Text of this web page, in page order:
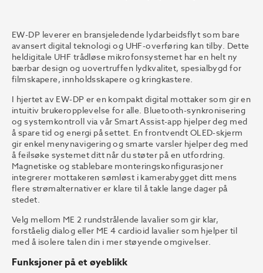
EW-DP leverer en bransjeledende lydarbeidsflyt som bare
avansert digital teknologi og UHF-overføring kan tilby. Dette
heldigitale UHF trådløse mikrofonsystemet har en helt ny
bærbar design og uovertruffen lydkvalitet, spesialbygd for
filmskapere, innholdsskapere og kringkastere.
I hjertet av EW-DP er en kompakt digital mottaker som gir en
intuitiv brukeropplevelse for alle. Bluetooth-synkronisering
og systemkontroll via vår Smart Assist-app hjelper deg med
å spare tid og energi på settet. En frontvendt OLED-skjerm
gir enkel menynavigering og smarte varsler hjelper deg med
å feilsøke systemet ditt når du støter på en utfordring.
Magnetiske og stablebare monteringskonfigurasjoner
integrerer mottakeren sømløst i kamerabygget ditt mens
flere strømalternativer er klare til å takle lange dager på
stedet.
Velg mellom ME 2 rundstrålende lavalier som gir klar,
forståelig dialog eller ME 4 cardioid lavalier som hjelper til
med å isolere talen din i mer støyende omgivelser.
Funksjoner på et øyeblikk